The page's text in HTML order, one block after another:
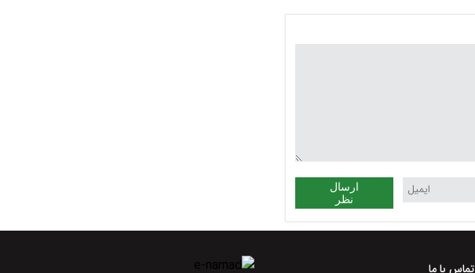
ارسال
نظر
تماس با ما